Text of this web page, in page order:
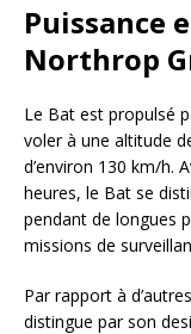
Puissance
Northrop
Le Bat est propulsé
voler à une altitude
d’environ 130 km/h.
heures, le Bat se
pendant de longues
missions de
Par rapport à
distingue par son